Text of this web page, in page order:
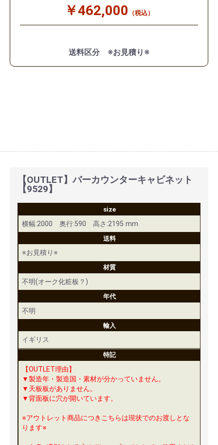
￥462,000 （税込）
送料区分 ※お見積り※
【OUTLET】バーカウンターキャビネット
【9529】
size
横幅:2000 奥行:590 高さ:2195 mm
送料
※お見積り※
材質
不明(オーク化粧板？)
年代
不明
輸入
イギリス
特記
【OUTLET理由】
▼製造年・製造国・素材が分かっていません。
▼天板板がありません。
▼背面板に穴が開いています。
※アウトレット商品につきこちらは現状でのお渡しとな
ります※